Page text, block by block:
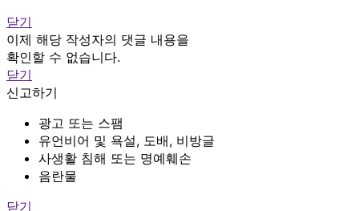
닫기
이제 해당 작성자의 댓글 내용을
확인할 수 없습니다.
닫기
신고하기
광고 또는 스팸
유언비어 및 욕설, 도배, 비방글
사생활 침해 또는 명예훼손
음란물
닫기